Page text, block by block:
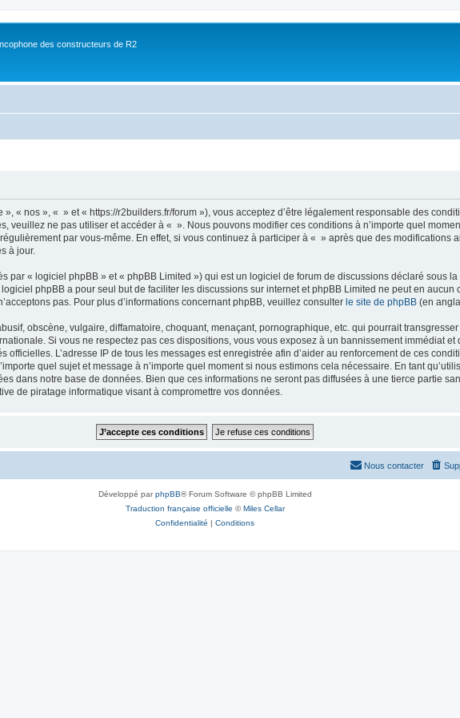
des constructeurs de R2
« nos », « » et « https://r2builders.fr/forum »), vous acceptez d’être légalement responsable des
veuillez ne pas utiliser et accéder à « ». Nous pouvons modifier ces conditions à n’importe quel
par vous-même. En effet, si vous continuez à participer à « » après que des modifications
à jour.
par « logiciel phpBB » et « phpBB Limited ») qui est un logiciel de forum de discussions déclaré sous la
phpBB a pour seul but de faciliter les discussions sur internet et phpBB Limited ne peut en aucun
pas. Pour plus d’informations concernant phpBB, veuillez consulter le site de phpBB (en
obscène, vulgaire, diffamatoire, choquant, menaçant, pornographique, etc. qui pourrait
Si vous ne respectez pas ces dispositions, vous vous exposez à un bannissement immédiat et
officielles. L’adresse IP de tous les messages est enregistrée afin d’aider au renforcement de ces
quel sujet et message à n’importe quel moment si nous estimons cela nécessaire. En tant
dans notre base de données. Bien que ces informations ne seront pas diffusées à une tierce partie
de piratage informatique visant à compromettre vos données.
Nous contacter
Développé parphpBB® Forum Software © phpBB Limited
Traduction française officielle ©Miles Cellar
Confidentialité | Conditions